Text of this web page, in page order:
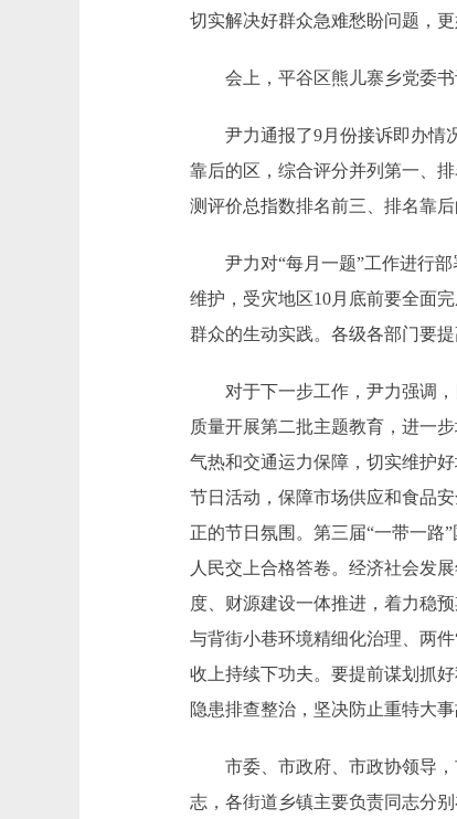
切实解决好群众急难愁盼问题，
会上，平谷区熊儿寨乡党委书
尹力通报了9月份接诉即办情况
靠后的区，综合评分并列第一、
测评价总指数排名前三、排名靠
尹力对“每月一题”工作进行部
维护，受灾地区10月底前要全面
群众的生动实践。各级各部门要
对于下一步工作，尹力强调，
质量开展第二批主题教育，进一
气热和交通运力保障，切实维护
节日活动，保障市场供应和食品
正的节日氛围。第三届“一带一路
人民交上合格答卷。经济社会发
度、财源建设一体推进，着力稳
与背街小巷环境精细化治理、两
收上持续下功夫。要提前谋划抓
隐患排查整治，坚决防止重特大事
市委、市政府、市政协领导，
志，各街道乡镇主要负责同志分